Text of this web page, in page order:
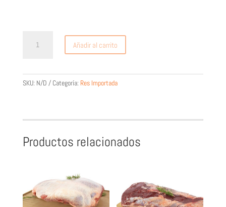
Picanha
Añadir al carrito
SKU: N/D Categoría: Res Importada
Productos relacionados